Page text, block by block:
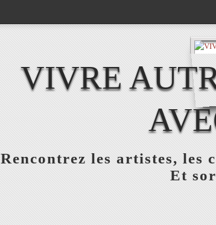
VIVRE
Rencontrez les artistes, les
Et